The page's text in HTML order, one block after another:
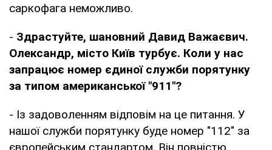
саркофага неможливо.
- Здрастуйте, шановний Давид Важаєвич.
Олександр, місто Київ турбує. Коли у нас
запрацює номер єдиної служби порятунку
за типом американської "911"?
- Із задоволенням відповім на це питання. У
нашої служби порятунку буде номер "112" за
європейським стандартом. Він повністю